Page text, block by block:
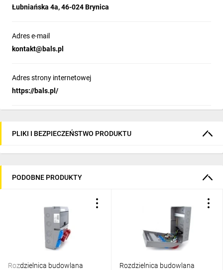
Łubniańska 4a, 46-024 Brynica
Adres e-mail
kontakt@bals.pl
Adres strony internetowej
https://bals.pl/
PLIKI I BEZPIECZEŃSTWO PRODUKTU
PODOBNE PRODUKTY
Rozdzielnica budowlana
Rozdzielnica budowlana